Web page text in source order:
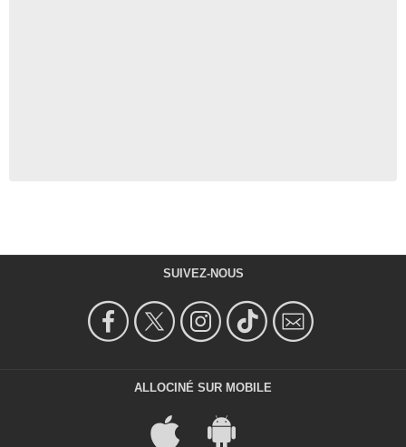
SUIVEZ-NOUS
ALLOCINÉ SUR MOBILE